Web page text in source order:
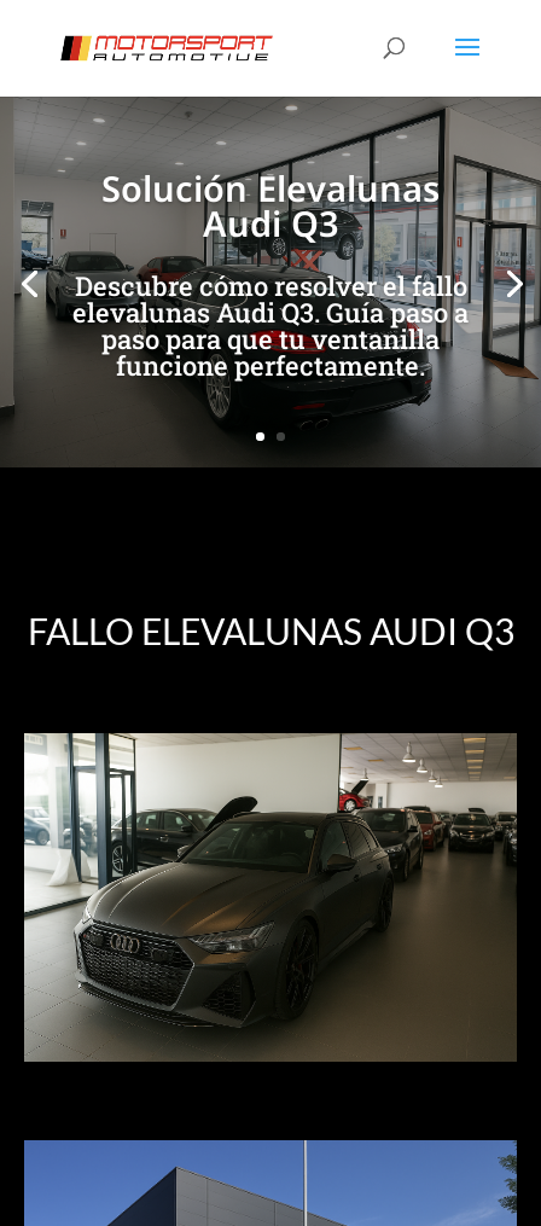
Solución Elevalunas
Audi Q3
Descubre cómo resolver el fallo
elevalunas Audi Q3. Guía paso a
paso para que tu ventanilla
funcione perfectamente.
[/et_pb_slide] [/et_pb_slide]
FALLO ELEVALUNAS AUDI Q3